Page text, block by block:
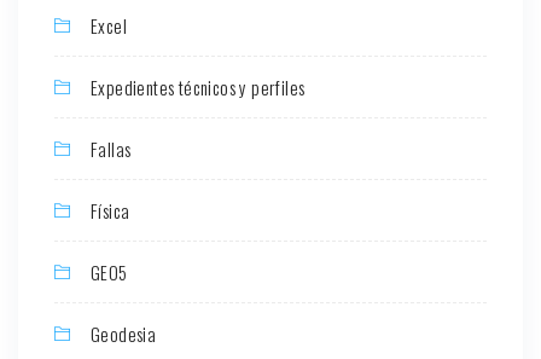
Excel
Expedientes técnicos y perfiles
Fallas
Física
GEO5
Geodesia